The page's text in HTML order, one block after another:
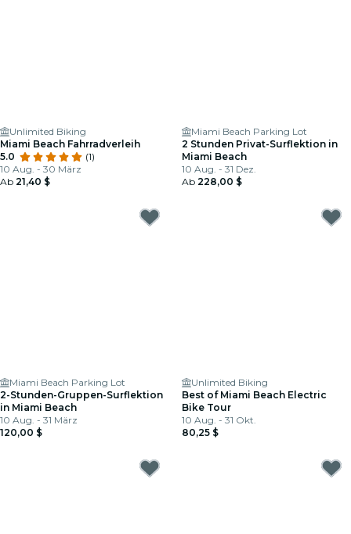
Unlimited Biking
Miami Beach Fahrradverleih
5.0
(1)
10 Aug. - 30 März
Ab 21,40 $
Miami Beach Parking Lot
2 Stunden Privat-Surflektion in
Miami Beach
10 Aug. - 31 Dez.
Ab 228,00 $
Miami Beach Parking Lot
2-Stunden-Gruppen-Surflektion
in Miami Beach
10 Aug. - 31 März
120,00 $
Unlimited Biking
Best of Miami Beach Electric
Bike Tour
10 Aug. - 31 Okt.
80,25 $